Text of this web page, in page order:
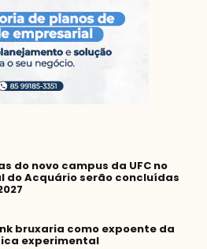
do novo campus da UFC no
do Acquário serão concluídas
bruxaria como expoente da
experimental